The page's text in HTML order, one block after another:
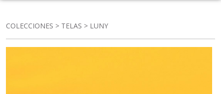
COLECCIONES > TELAS > LUNY